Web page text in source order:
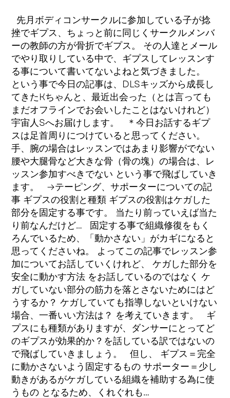
先月ボディコンサークルに参加している子が捻
挫でギプス、ちょっと前に同じくサークルメンバ
ーの教師の方が骨折でギプス。 その人達とメール
でやり取りしている中で、ギプスしてレッスンす
る事について書いてないよねと気づきました。
という事で今日の記事は、DLSキッズから成長し
てきたKちゃんと、最近出会った（とは言っても
まだオフラインでお会いしたことはないけれど）
宇宙人Sへお届けします。 ＊今日お話するギプ
スは足首周りにつけていると思ってください。
手、腕の場合はレッスンではあまり影響がでない
腰や大腿骨など大きな骨（骨の塊）の場合は、レ
ッスン参加すべきでない という事で飛ばしていき
ます。 →テーピング、サポーターについての記
事 ギプスの役割と種類 ギプスの役割はケガした
部分を固定する事です。 当たり前っていえば当た
り前なんだけど… 固定する事で組織修復をもく
ろんでいるため、「動かさない」がカギになると
思ってくださいね。 よってこの記事でレッスン参
加についてお話していくけれど、 ケガした部分を
安全に動かす方法 をお話しているのではなく ケ
ガしていない部分の筋力を落とさないためにはど
うするか？ ケガしていても指導しないといけない
場合、一番いい方法は？ を考えていきます。 ギ
プスにも種類がありますが、ダンサーにとってど
のギプスが効果的か？を話している訳ではないの
で飛ばしていきましょう。 但し、 ギプス＝完全
に動かさないよう固定するもの サポーター＝少し
動きがあるがケガしている組織を補助する為に使
うもの となるため、くれぐれも…